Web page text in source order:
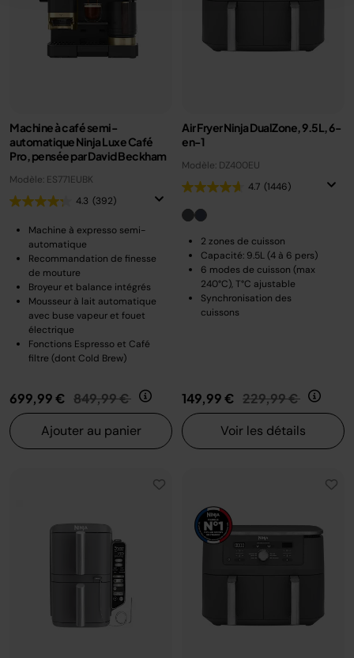
Machine à café semi-
automatique Ninja Luxe Café
Pro, pensée par David Beckham
Modèle: ES771EUBK
4.3 (392)
Machine à expresso semi-
automatique
Recommandation de finesse
de mouture
Broyeur et balance intégrés
Mousseur à lait automatique
avec buse vapeur et fouet
électrique
Fonctions Espresso et Café
filtre (dont Cold Brew)
699,99 € Prix réduit de
849,99 € au
Ajouter au panier
Air Fryer Ninja DualZone, 9.5L, 6-
en-1
Modèle: DZ400EU
4.7 (1446)
2 zones de cuisson
Capacité: 9.5L (4 à 6 pers)
6 modes de cuisson (max
240°C), T°C ajustable
Synchronisation des
cuissons
149,99 € Prix réduit de
229,99 € au
Voir les détails